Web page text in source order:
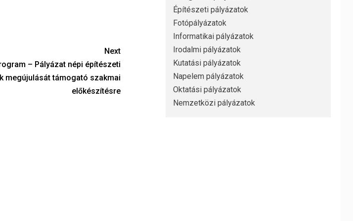
Next
– Pályázat népi építészeti
megújulását támogató szakmai
előkészítésre
Építészeti pályázatok
Fotópályázatok
Informatikai pályázatok
Irodalmi pályázatok
Kutatási pályázatok
Napelem pályázatok
Oktatási pályázatok
Nemzetközi pályázatok